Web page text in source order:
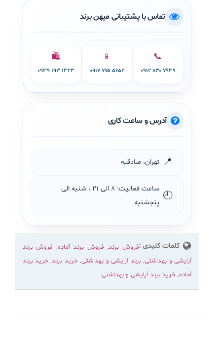
تماس با پشتیبانی میهن برند
📞
۰۹۱۲ ۸۳۰ ۷۹۳۹
📱
۰۹۱۷ ۷۷۵ ۵۶۵۲
🛍️
۰۹۳۹ ۱۹۳ ۱۳۲۳
آدرس و ساعت کاری
📍 تهران، صادقیه
🕘
ساعت فعالیت: ۸ الی ۲۱ ، شنبه الی
پنجشنبه
کلمات کلیدی :فروش برند, فروش برند آماده, فروش برند
آرایشی و بهداشتی,برند آرایشی و بهداشتی,خرید برند,خرید برند
آماده, خرید برند آرایشی و بهداشتی